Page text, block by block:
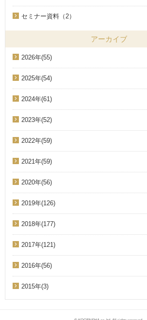
セミナー資料（2）
アーカイブ
2026年(55)
2025年(54)
2024年(61)
2023年(52)
2022年(59)
2021年(59)
2020年(56)
2019年(126)
2018年(177)
2017年(121)
2016年(56)
2015年(3)